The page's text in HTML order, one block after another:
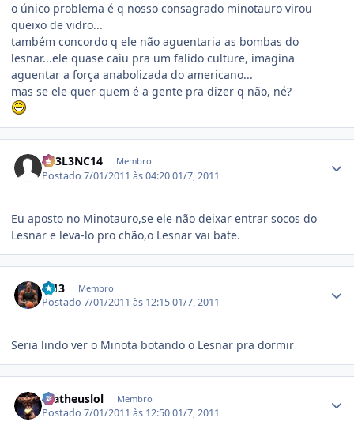
o único problema é q nosso consagrado minotauro virou
queixo de vidro...
também concordo q ele não aguentaria as bombas do
lesnar...ele quase caiu pra um falido culture, imagina
aguentar a força anabolizada do americano...
mas se ele quer quem é a gente pra dizer q não, né?
3X3L3NC14 Membro
Postado7/01/2011 às 04:2001/7, 2011
Eu aposto no Minotauro,se ele não deixar entrar socos do
Lesnar e leva-lo pro chão,o Lesnar vai bate.
lp13 Membro
Postado7/01/2011 às 12:1501/7, 2011
Seria lindo ver o Minota botando o Lesnar pra dormir
matheuslol Membro
Postado7/01/2011 às 12:5001/7, 2011